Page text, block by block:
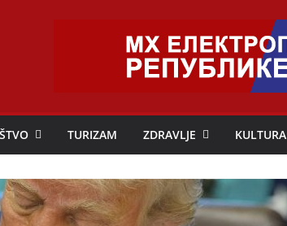
TURIZAM ZDRAVLJE KULTURA